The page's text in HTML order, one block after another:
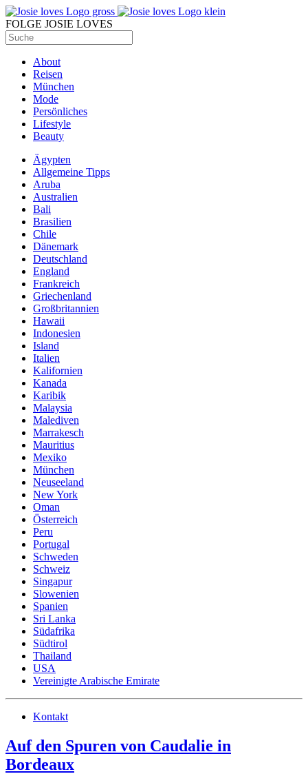
FOLGE JOSIE LOVES
About
Reisen
München
Mode
Persönliches
Lifestyle
Beauty
Ägypten
Allgemeine Tipps
Aruba
Australien
Bali
Brasilien
Chile
Dänemark
Deutschland
England
Frankreich
Griechenland
Großbritannien
Hawaii
Indonesien
Island
Italien
Kalifornien
Kanada
Karibik
Malaysia
Malediven
Marrakesch
Mauritius
Mexiko
München
Neuseeland
New York
Oman
Österreich
Peru
Portugal
Schweden
Schweiz
Singapur
Slowenien
Spanien
Sri Lanka
Südafrika
Südtirol
Thailand
USA
Vereinigte Arabische Emirate
Kontakt
Auf den Spuren von Caudalie in
Bordeaux